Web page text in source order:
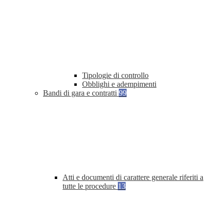
Tipologie di controllo
Obblighi e adempimenti
Bandi di gara e contratti 99
Atti e documenti di carattere generale riferiti a
tutte le procedure 13